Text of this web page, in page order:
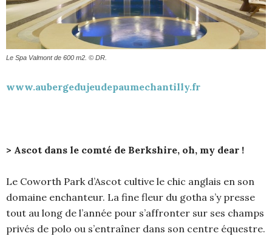
Le Spa Valmont de 600 m2. © DR.
www.aubergedujeudepaumechantilly.fr
> Ascot dans le comté de Berkshire, oh, my dear !
Le Coworth Park d’Ascot cultive le chic anglais en son
domaine enchanteur. La fine fleur du gotha s’y presse
tout au long de l’année pour s’affronter sur ses champs
privés de polo ou s’entraîner dans son centre équestre.